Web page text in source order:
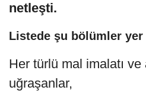
netleşti.
Listede şu bölümler yer
Her türlü mal imalatı ve
uğraşanlar,